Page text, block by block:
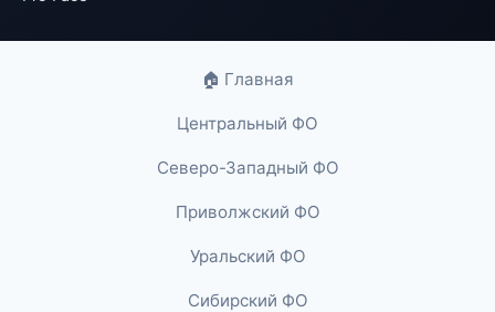
🏠 Главная
Центральный ФО
Северо-Западный ФО
Приволжский ФО
Уральский ФО
Сибирский ФО